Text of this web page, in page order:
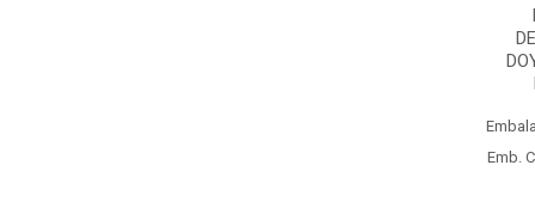
Emb.